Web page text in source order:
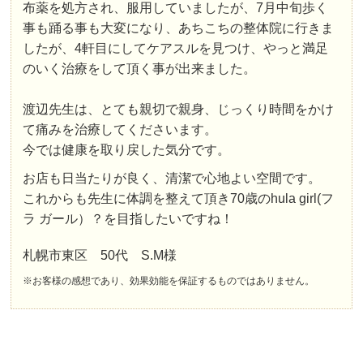
布薬を処方され、服用していましたが、7月中旬歩く
事も踊る事も大変になり、あちこちの整体院に行きま
したが、4軒目にしてケアスルを見つけ、やっと満足
のいく治療をして頂く事が出来ました。
渡辺先生は、とても親切で親身、じっくり時間をかけ
て痛みを治療してくださいます。
今では健康を取り戻した気分です。
お店も日当たりが良く、清潔で心地よい空間です。
これからも先生に体調を整えて頂き70歳のhula girl(フ
ラ ガール）？を目指したいですね！
札幌市東区 50代 S.M様
※お客様の感想であり、効果効能を保証するものではありません。